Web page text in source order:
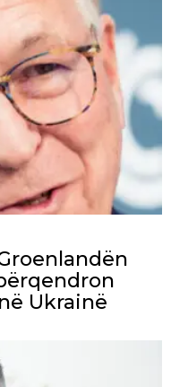
Ukrainë